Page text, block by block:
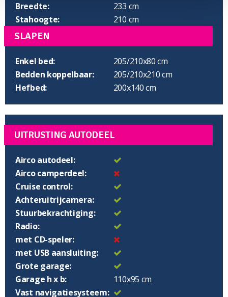
Breedte:
233 cm
Stahoogte:
210 cm
SLAPEN
Enkel bed:
205/210x80 cm
Bedden koppelbaar:
205/210x210 cm
Hefbed:
200x140 cm
UITRUSTING AUTODEEL
Airco autodeel:
Airco camperdeel:
Cruise control:
Achteruitrijcamera:
Stuurbekrachtiging:
Radio:
met CD-speler:
met USB aansluiting:
Grote garage:
Garage h x b:
110x95 cm
Vast navigatiesysteem: